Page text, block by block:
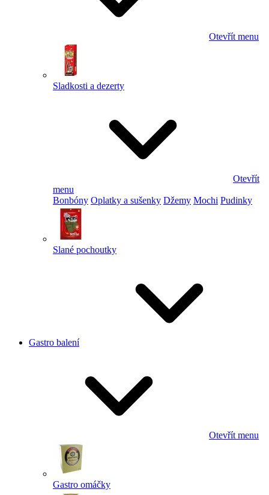
Otevřít menu
Sladkosti a dezerty
Otevřít
menu
Bonbóny Oplatky a sušenky Džemy Mochi Pudinky
Slané pochoutky
Gastro balení
Otevřít menu
Gastro omáčky